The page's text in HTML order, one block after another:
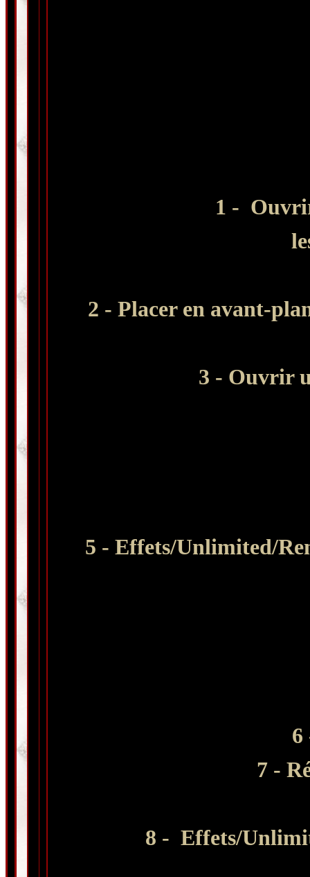
1 -
2 - Placer en avant-
3 - Ouvrir
5 - Effets/Unlimited/
6
7 -
8 - Effets/